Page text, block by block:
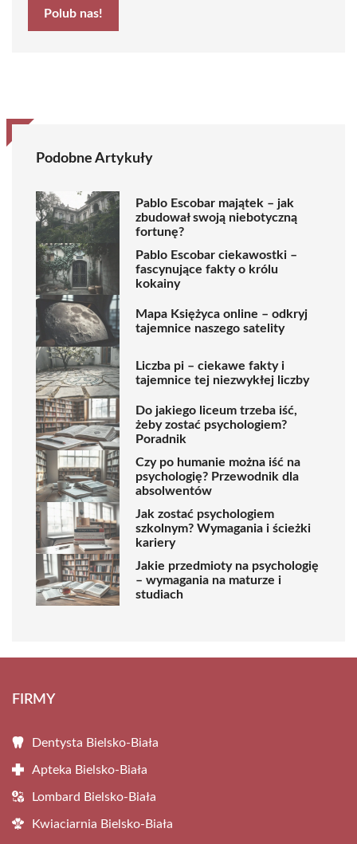
Polub nas!
Podobne Artykuły
Pablo Escobar majątek – jak
zbudował swoją niebotyczną
fortunę?
Pablo Escobar ciekawostki –
fascynujące fakty o królu
kokainy
Mapa Księżyca online – odkryj
tajemnice naszego satelity
Liczba pi – ciekawe fakty i
tajemnice tej niezwykłej liczby
Do jakiego liceum trzeba iść,
żeby zostać psychologiem?
Poradnik
Czy po humanie można iść na
psychologię? Przewodnik dla
absolwentów
Jak zostać psychologiem
szkolnym? Wymagania i ścieżki
kariery
Jakie przedmioty na psychologię
– wymagania na maturze i
studiach
FIRMY
Dentysta Bielsko-Biała
Apteka Bielsko-Biała
Lombard Bielsko-Biała
Kwiaciarnia Bielsko-Biała